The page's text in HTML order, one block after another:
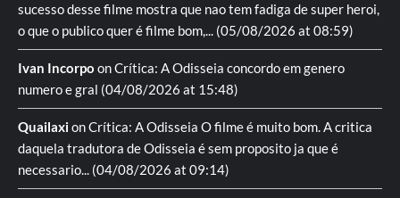
sucesso desse filme mostra que nao tem fadiga de super heroi,
o que o publico quer é filme bom,... (05/08/2026 at 08:59)
Ivan Incorpo onCrítica: A Odisseia concordo em genero
numero e gral (04/08/2026 at 15:48)
QuailaxionCrítica: A Odisseia O filme é muito bom. A critica
daquela tradutora de Odisseia é sem proposito ja que é
necessario... (04/08/2026 at 09:14)